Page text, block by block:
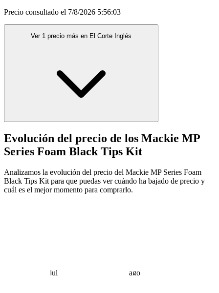
Precio consultado el 7/8/2026 5:56:03
Ver 1 precio más en El Corte Inglés
Evolución del precio de los Mackie MP
Series Foam Black Tips Kit
Analizamos la evolución del precio del Mackie MP Series Foam
Black Tips Kit para que puedas ver cuándo ha bajado de precio y
cuál es el mejor momento para comprarlo.
jul ago